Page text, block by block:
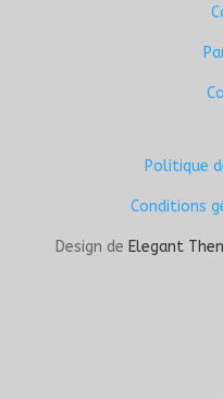
Politique
Conditions
Design de Elegant